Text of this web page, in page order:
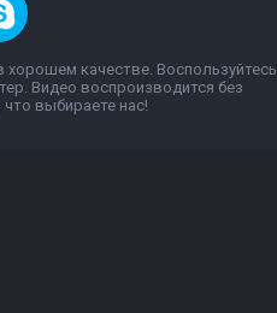
качестве. Воспользуйтесь
Видео воспроизводится без
выбираете нас!